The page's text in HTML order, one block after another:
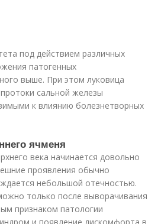
под действием различных
патогенных
выше. При этом луковица
сальной железы
к влиянию болезнетворных
ячменя
века начинается довольно
проявления обычно
небольшой отечностью.
только после выворачивания
признаком патологии